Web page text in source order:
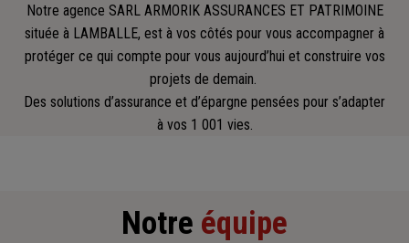
Notre agence SARL ARMORIK ASSURANCES ET PATRIMOINE
située à LAMBALLE, est à vos côtés pour vous accompagner à
protéger ce qui compte pour vous aujourd’hui et construire vos
projets de demain.
Des solutions d’assurance et d’épargne pensées pour s’adapter
à vos 1 001 vies.
Notre équipe